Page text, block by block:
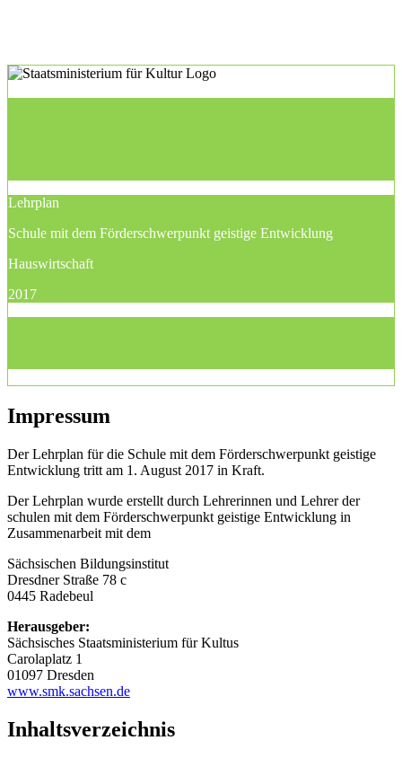
Lehrplan
Schule mit dem Förderschwerpunkt geistige Entwicklung
Hauswirtschaft
2017
Impressum
Der Lehrplan für die Schule mit dem Förderschwerpunkt geistige
Entwicklung tritt am 1. August 2017 in Kraft.
Der Lehrplan wurde erstellt durch Lehrerinnen und Lehrer der
schulen mit dem Förderschwerpunkt geistige Entwicklung in
Zusammenarbeit mit dem
Sächsischen Bildungsinstitut
Dresdner Straße 78 c
0445 Radebeul
Herausgeber:
Sächsisches Staatsministerium für Kultus
Carolaplatz 1
01097 Dresden
www.smk.sachsen.de
Inhaltsverzeichnis